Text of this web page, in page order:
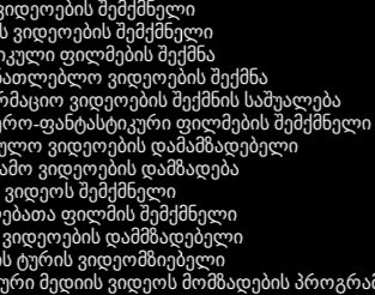
შემქმნელი
ვიდეოების შემქმნელი
ფილმების შექმნა
ვიდეოების შექმნა
ვიდეოების შექმნის საშუალება
ფანტასტიკური ფილმების შემქმნელი
ვიდეოების დამამზადებელი
ვიდეოების დამზადება
ვიდეოს შემქმნელი
ფილმის შემქმნელი
ვიდეოების დამმზადებელი
ტურის ვიდეომზიებელი
მედიის ვიდეოს მომზადების